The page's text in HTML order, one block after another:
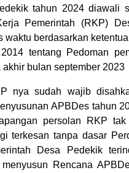
tahun 2024 diawali
Pemerintah (RKP)
waktu berdasarkan
tentang Pedoman
akhir bulan september 2023
nya sudah wajib
APBDes tahun
persolan RKP tak
terkesan tanpa dasar
Desa Pedekik
menyusun Rencana